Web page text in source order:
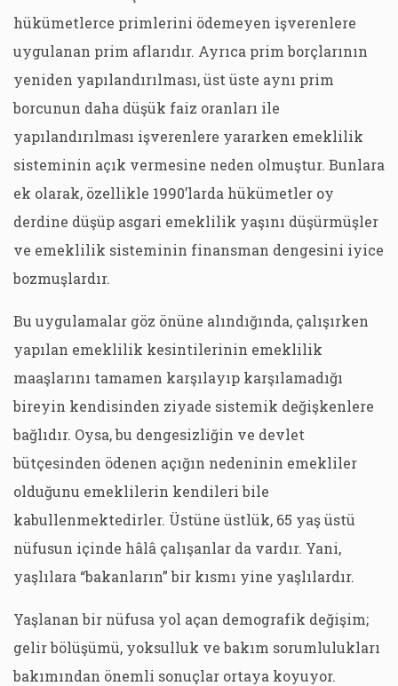
hükümetlerce primlerini ödemeyen işverenlere
uygulanan prim aflarıdır. Ayrıca prim borçlarının
yeniden yapılandırılması, üst üste aynı prim
borcunun daha düşük faiz oranları ile
yapılandırılması işverenlere yararken emeklilik
sisteminin açık vermesine neden olmuştur. Bunlara
ek olarak, özellikle 1990’larda hükümetler oy
derdine düşüp asgari emeklilik yaşını düşürmüşler
ve emeklilik sisteminin finansman dengesini iyice
bozmuşlardır.
Bu uygulamalar göz önüne alındığında, çalışırken
yapılan emeklilik kesintilerinin emeklilik
maaşlarını tamamen karşılayıp karşılamadığı
bireyin kendisinden ziyade sistemik değişkenlere
bağlıdır. Oysa, bu dengesizliğin ve devlet
bütçesinden ödenen açığın nedeninin emekliler
olduğunu emeklilerin kendileri bile
kabullenmektedirler. Üstüne üstlük, 65 yaş üstü
nüfusun içinde hâlâ çalışanlar da vardır. Yani,
yaşlılara “bakanların” bir kısmı yine yaşlılardır.
Yaşlanan bir nüfusa yol açan demografik değişim;
gelir bölüşümü, yoksulluk ve bakım sorumlulukları
bakımından önemli sonuçlar ortaya koyuyor.